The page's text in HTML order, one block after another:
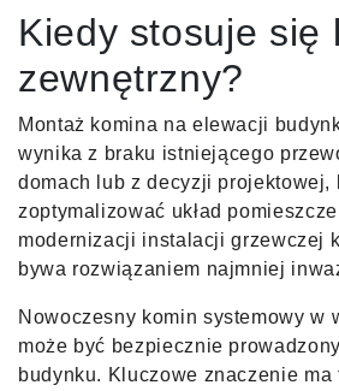
Kiedy stosuje się
zewnętrzny?
Montaż komina na elewacji
wynika z braku istniejącego
domach lub z decyzji projektowej,
zoptymalizować układ
modernizacji instalacji grzewczej
bywa rozwiązaniem najmniej
Nowoczesny komin systemowy w
może być bezpiecznie
budynku. Kluczowe znaczenie